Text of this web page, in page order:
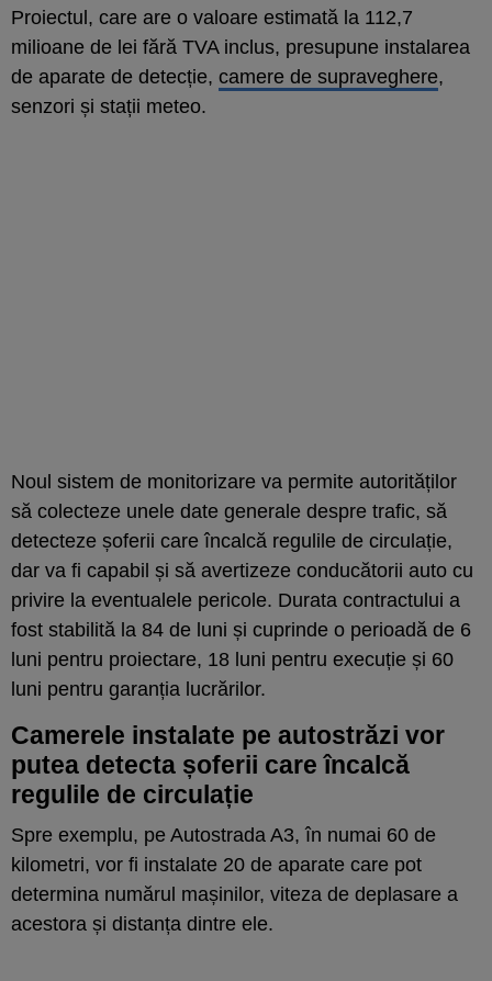
Proiectul, care are o valoare estimată la 112,7
milioane de lei fără TVA inclus, presupune instalarea
de aparate de detecție, camere de supraveghere,
senzori și stații meteo.
Noul sistem de monitorizare va permite autorităților
să colecteze unele date generale despre trafic, să
detecteze șoferii care încalcă regulile de circulație,
dar va fi capabil și să avertizeze conducătorii auto cu
privire la eventualele pericole. Durata contractului a
fost stabilită la 84 de luni și cuprinde o perioadă de 6
luni pentru proiectare, 18 luni pentru execuție și 60
luni pentru garanția lucrărilor.
Camerele instalate pe autostrăzi vor
putea detecta șoferii care încalcă
regulile de circulație
Spre exemplu, pe Autostrada A3, în numai 60 de
kilometri, vor fi instalate 20 de aparate care pot
determina numărul mașinilor, viteza de deplasare a
acestora și distanța dintre ele.